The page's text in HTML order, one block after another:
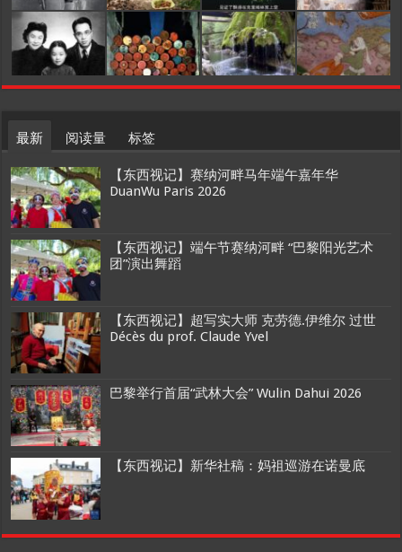
最新 阅读量 标签
【东西视记】赛纳河畔马年端午嘉年华
DuanWu Paris 2026
【东西视记】端午节赛纳河畔 “巴黎阳光艺术
团”演出舞蹈
【东西视记】超写实大师 克劳德.伊维尔 过世
Décès du prof. Claude Yvel
巴黎举行首届“武林大会” Wulin Dahui 2026
【东西视记】新华社稿：妈祖巡游在诺曼底